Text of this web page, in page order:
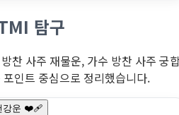
탐구
찬 사주 재물운, 가수 방찬 사주 궁
인트 중심으로 정리했습니다.
강운 ❤️‍🩹